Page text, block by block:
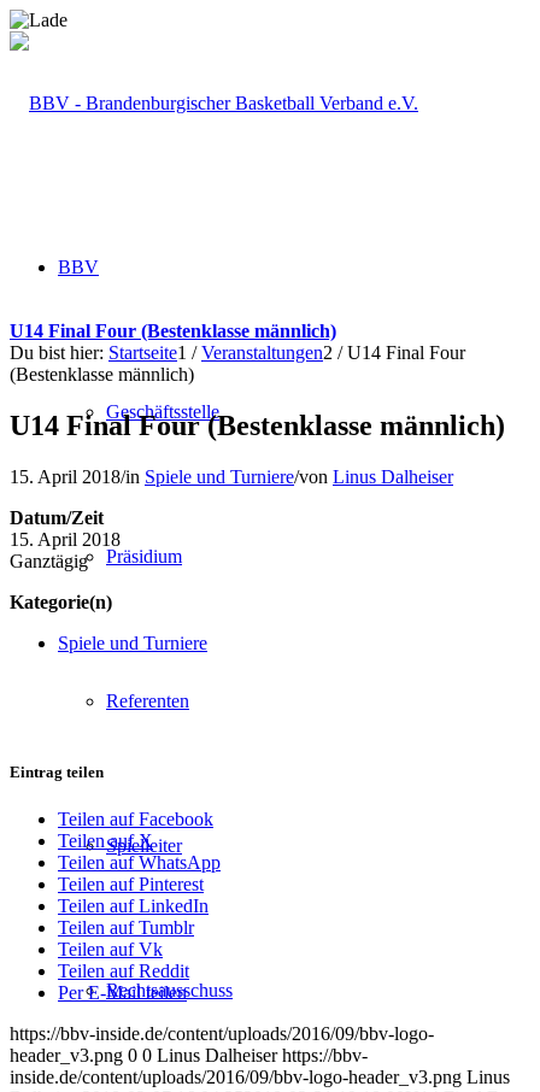
BBV
Geschäftsstelle
Präsidium
Referenten
Spielleiter
Rechtsausschuss
U14 Final Four (Bestenklasse männlich)
Du bist hier: Startseite1 / Veranstaltungen2 / U14 Final Four
(Bestenklasse männlich)
U14 Final Four (Bestenklasse männlich)
15. April 2018/in Spiele und Turniere/von Linus Dalheiser
Datum/Zeit
15. April 2018
Ganztägig
Kategorie(n)
Spiele und Turniere
Eintrag teilen
Teilen auf Facebook
Teilen auf X
Teilen auf WhatsApp
Teilen auf Pinterest
Teilen auf LinkedIn
Teilen auf Tumblr
Teilen auf Vk
Teilen auf Reddit
Per E-Mail teilen
https://bbv-inside.de/content/uploads/2016/09/bbv-logo-
header_v3.png 0 0 Linus Dalheiser https://bbv-
inside.de/content/uploads/2016/09/bbv-logo-header_v3.png Linus